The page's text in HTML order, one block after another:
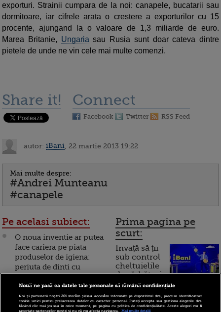
exporturi. Strainii cumpara de la noi: canapele, bucatarii sau
dormitoare, iar cifrele arata o crestere a exporturilor cu 15
procente, ajungand la o valoare de 1,3 miliarde de euro.
Marea Britanie, Ungaria sau Rusia sunt doar cateva dintre
pietele de unde ne vin cele mai multe comenzi.
Share it! Connect
Facebook Twitter RSS Feed
autor: iBani , 22 martie 2013 19:22
Mai multe despre:
#Andrei Munteanu
#canapele
Pe acelasi subiect:
O noua inventie ar putea
face cariera pe piata
produselor de igiena:
periuta de dinti cu
manivela
Inventie romaneasca de
100 mld. euro, disputata
Prima pagina pe
scurt:
Invață să ții
sub control
cheltuielile
de sărbători.
Cum
funcționează cardul de
Nouă ne pasă ca datele tale personale să rămână confidențiale
Noi și partenerii noștri201stocăm și/sau accesăm informații pe dispozitivul dvs., precum identificatorii
cookie unici pentru prelucrarea datelor cu caracter personal. Puteți accepta sau gestiona alegerile dvs.
făcând clic mai jos sau în orice moment, pe pagina cu politica de confidențialitate. Aceste alegeri vor fi
raportate partenerilor noștri și nu vă vor afecta navigarea.
Mai multe detalii